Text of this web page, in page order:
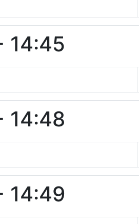
14:45
14:48
14:49